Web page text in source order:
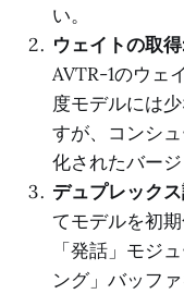
い。
ウェイトの取
AVTR-1のウェ
度モデルには
すが、コンシ
化されたバージ
デュプレック
てモデルを初
「発話」モジ
ング」バッフ